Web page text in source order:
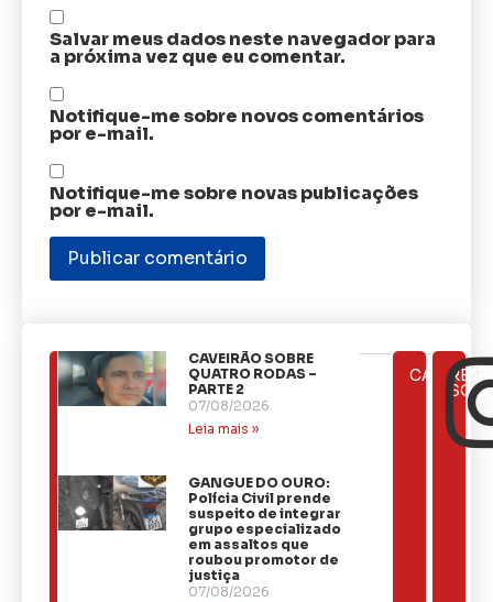
Salvar meus dados neste navegador para
a próxima vez que eu comentar.
Notifique-me sobre novos comentários
por e-mail.
Notifique-me sobre novas publicações
por e-mail.
ÚLTIMAS
NOTÍCIAS
CAVEIRÃO SOBRE
QUATRO RODAS –
PARTE 2
07/08/2026
Leia mais »
GANGUE DO OURO:
Polícia Civil prende
suspeito de integrar
grupo especializado
em assaltos que
roubou promotor de
justiça
07/08/2026